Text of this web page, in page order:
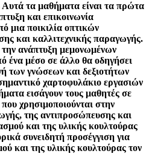
τα μαθήματα είναι τα πρώτα
και επικοινωνία
μια ποικιλία οπτικών
και καλλιτεχνικής παραγωγής.
ανάπτυξη μεμονωμένων
ένα μέσο σε άλλο θα οδηγήσει
των γνώσεων και δεξιοτήτων
χαρτοφυλάκιο εργασιών
εισάγουν τους μαθητές σε
χρησιμοποιούνται στην
της αντιπροσώπευσης και
και της υλικής κουλτούρας
συνειδητή προσέγγιση για
και της υλικής κουλτούρας τον